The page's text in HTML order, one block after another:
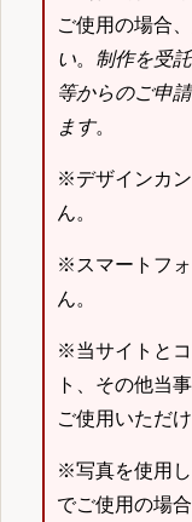
ご使用の場合、
い。 制作を受
等からのご申
ます。
※デザインカ
ん。
※スマートフ
ん。
※当サイトと
ト、その他当
ご使用いただけ
※写真を使用
でご使用の場